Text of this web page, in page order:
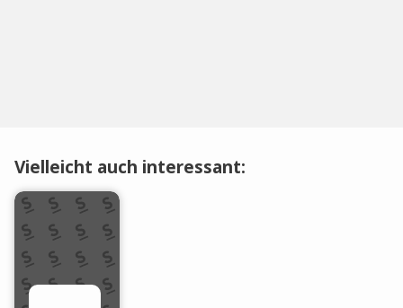
Vielleicht auch interessant: